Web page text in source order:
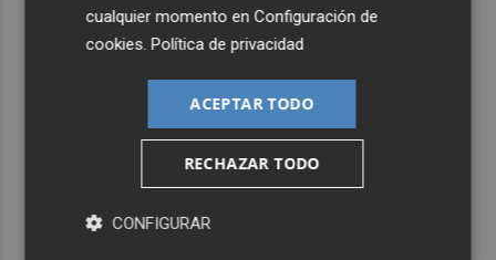
cualquier momento enConfiguración de
cookies .Política de privacidad
ACEPTAR TODO
RECHAZAR TODO
CONFIGURAR